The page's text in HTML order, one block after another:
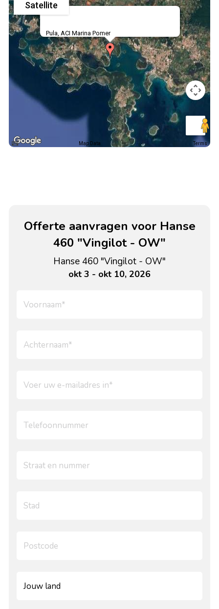
Pula, ACI Marina Pomer
Satellite
Map Data Terms
Offerte aanvragen voor Hanse
460 "Vingilot - OW"
Hanse 460 "Vingilot - OW"
okt 3 - okt 10, 2026